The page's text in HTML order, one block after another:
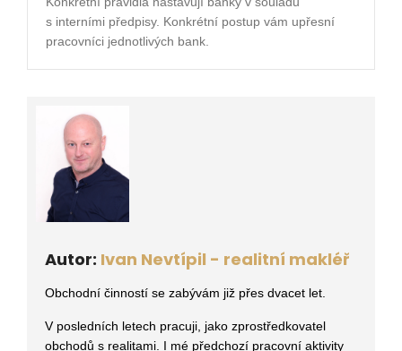
s interními předpisy. Konkrétní postup vám upřesní
pracovníci jednotlivých bank.
Autor: Ivan Nevtípil - realitní makléř
Obchodní činností se zabývám již přes dvacet let.
V posledních letech pracuji, jako zprostředkovatel
obchodů s realitami . I mé předchozí pracovní aktivity